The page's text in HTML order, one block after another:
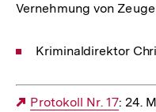
Vernehmung von
Kriminaldirektor
Externer
Protokoll Nr. 17: 24.